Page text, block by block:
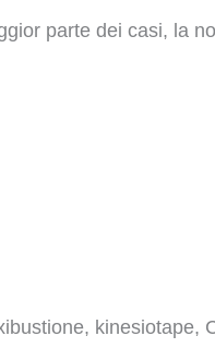
parte dei casi, la
kinesiotape,